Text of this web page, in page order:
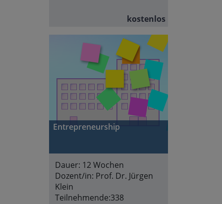
kostenlos
Entrepreneurship
Dauer: 12 Wochen
Dozent/in: Prof. Dr. Jürgen
Klein
Teilnehmende:338